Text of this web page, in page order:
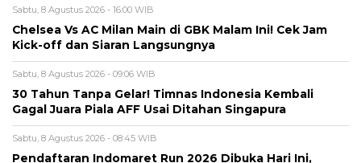
Sabtu, 8 Agustus 2026 - 16:00 WIB
Chelsea Vs AC Milan Main di GBK Malam Ini! Cek Jam
Kick-off dan Siaran Langsungnya
Sabtu, 8 Agustus 2026 - 09:06 WIB
30 Tahun Tanpa Gelar! Timnas Indonesia Kembali
Gagal Juara Piala AFF Usai Ditahan Singapura
Sabtu, 8 Agustus 2026 - 08:45 WIB
Pendaftaran Indomaret Run 2026 Dibuka Hari Ini,